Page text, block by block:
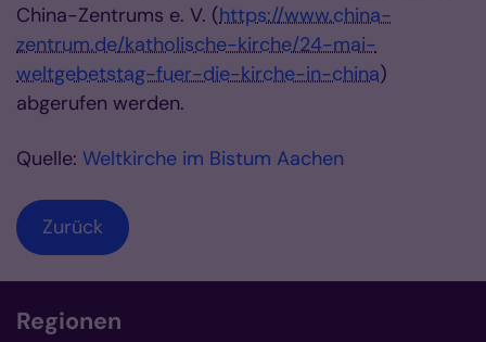
China-Zentrums e. V. (https://www.china-
zentrum.de/katholische-kirche/24-mai-
weltgebetstag-fuer-die-kirche-in-china)
abgerufen werden.
Quelle: Weltkirche im Bistum Aachen
Zurück
Regionen